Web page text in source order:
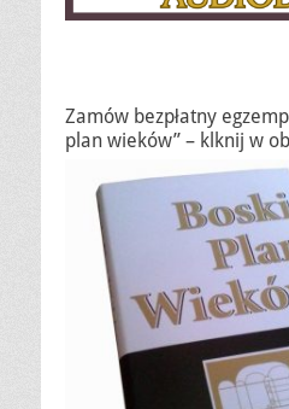
Zamów bezpłatny
plan wieków” – klknij w